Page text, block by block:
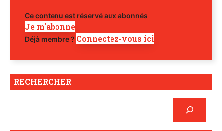
Ce contenu est réservé aux abonnés
Je m'abonne
Déjà membre ? Connectez-vous ici
RECHERCHER